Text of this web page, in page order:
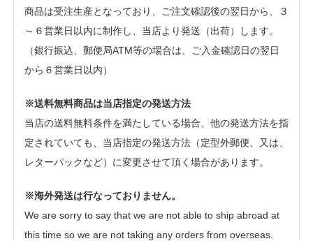
商品は受注生産となっており、ご注文確認後の翌日から、３
～６営業日以内に制作し、当店より発送（出荷）します。
（銀行振込、郵便局ATM等の場合は、ご入金確認日の翌日
から６営業日以内）
※送料無料商品は当店指定の発送方法
当店の送料無料条件を満たしている場合、他の発送方法を指
定されていても、当店指定の発送方法（定型外郵便、又は、
レターパックなど）に変更させて頂く場合があります。
※海外発送は行なっておりません。
We are sorry to say that we are not able to ship abroad at
this time so we are not taking any orders from overseas.